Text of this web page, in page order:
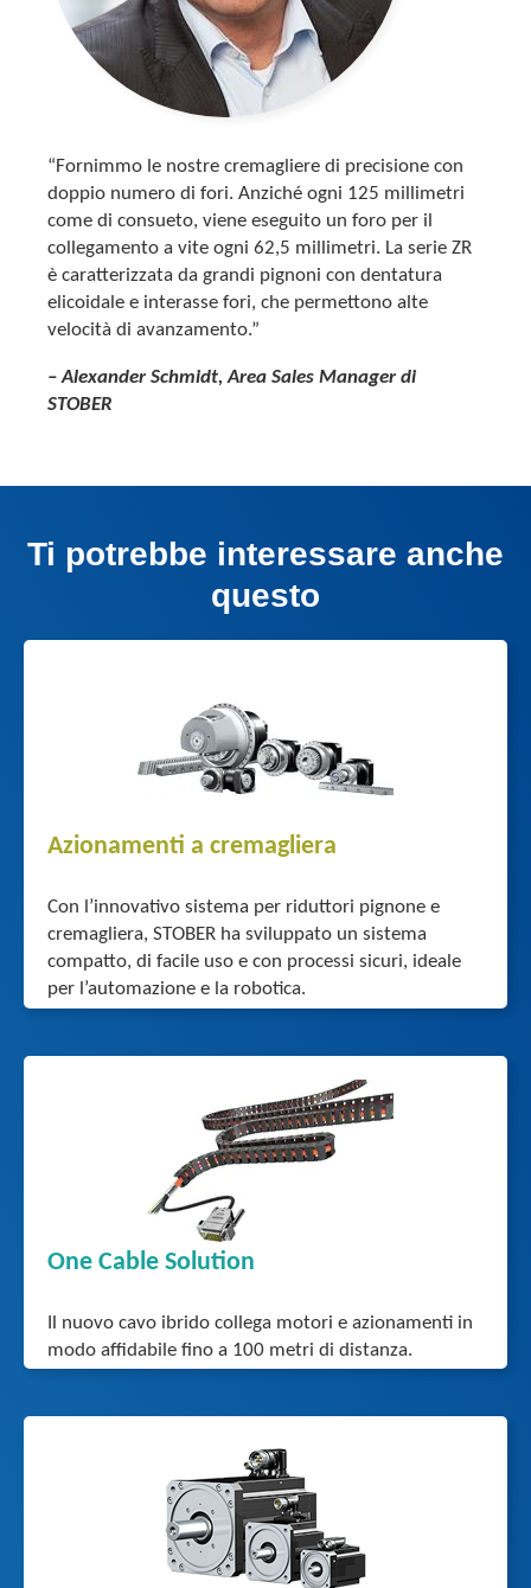
“Fornimmo le nostre cremagliere di precisione con
doppio numero di fori. Anziché ogni 125 millimetri
come di consueto, viene eseguito un foro per il
collegamento a vite ogni 62,5 millimetri. La serie ZR
è caratterizzata da grandi pignoni con dentatura
elicoidale e interasse fori, che permettono alte
velocità di avanzamento.”
– Alexander Schmidt, Area Sales Manager di
STOBER
Ti potrebbe interessare anche
questo
Azionamenti a cremagliera
Con l’innovativo sistema per riduttori pignone e
cremagliera, STOBER ha sviluppato un sistema
compatto, di facile uso e con processi sicuri, ideale
per l’automazione e la robotica.
One Cable Solution
Il nuovo cavo ibrido collega motori e azionamenti in
modo affidabile fino a 100 metri di distanza.